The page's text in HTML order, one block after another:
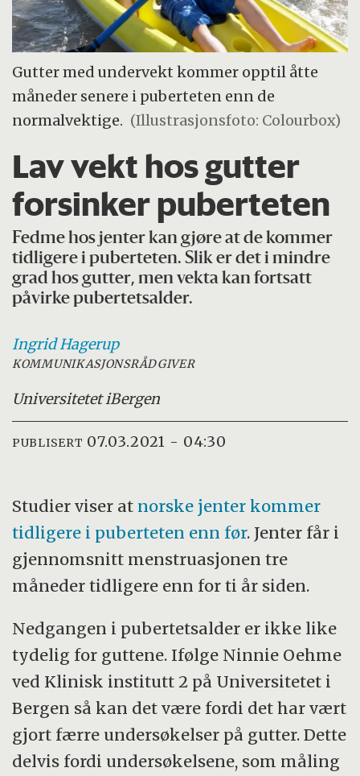
Gutter med undervekt kommer opptil åtte
måneder senere i puberteten enn de
normalvektige. (Illustrasjonsfoto: Colourbox)
Lav vekt hos gutter
forsinker puberteten
Fedme hos jenter kan gjøre at de kommer
tidligere i puberteten. Slik er det i mindre
grad hos gutter, men vekta kan fortsatt
påvirke pubertetsalder.
IngridHagerup
KOMMUNIKASJONSRÅDGIVER
Universitetet iBergen
PUBLISERT 07.03.2021 - 04:30
Studier viser at norske jenter kommer
tidligere i puberteten enn før. Jenter får i
gjennomsnitt menstruasjonen tre
måneder tidligere enn for ti år siden.
Nedgangen i pubertetsalder er ikke like
tydelig for guttene. Ifølge Ninnie Oehme
ved Klinisk institutt 2 på Universitetet i
Bergen så kan det være fordi det har vært
gjort færre undersøkelser på gutter. Dette
delvis fordi undersøkelsene, som måling